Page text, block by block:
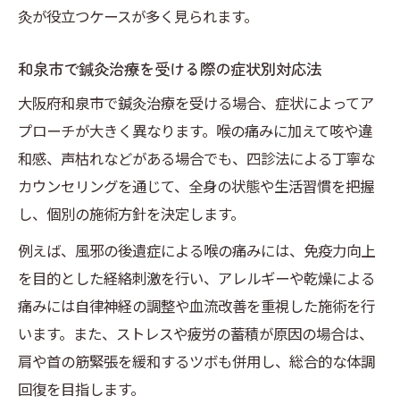
灸が役立つケースが多く見られます。
和泉市で鍼灸治療を受ける際の症状別対応法
大阪府和泉市で鍼灸治療を受ける場合、症状によってア
プローチが大きく異なります。喉の痛みに加えて咳や違
和感、声枯れなどがある場合でも、四診法による丁寧な
カウンセリングを通じて、全身の状態や生活習慣を把握
し、個別の施術方針を決定します。
例えば、風邪の後遺症による喉の痛みには、免疫力向上
を目的とした経絡刺激を行い、アレルギーや乾燥による
痛みには自律神経の調整や血流改善を重視した施術を行
います。また、ストレスや疲労の蓄積が原因の場合は、
肩や首の筋緊張を緩和するツボも併用し、総合的な体調
回復を目指します。